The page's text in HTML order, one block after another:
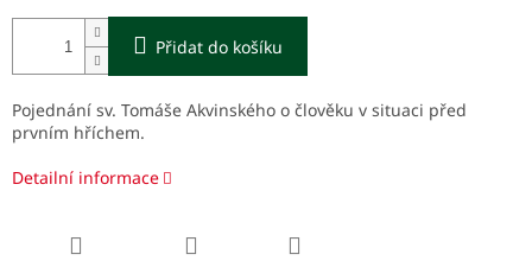
Přidat do košíku
Pojednání sv. Tomáše Akvinského o člověku v situaci před
prvním hříchem.
Detailní informace